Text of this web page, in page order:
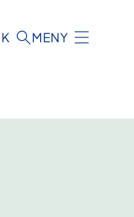
MENY